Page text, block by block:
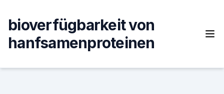
content
bioverfügbarkeit von
hanfsamenproteinen